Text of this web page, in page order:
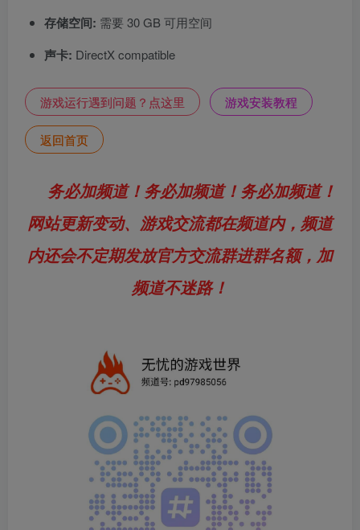
存储空间: 需要 30 GB 可用空间
声卡: DirectX compatible
游戏运行遇到问题？点这里 游戏安装教程
返回首页
务必加频道！务必加频道！务必加频道！
网站更新变动、游戏交流都在频道内，频道
内还会不定期发放官方交流群进群名额，加
频道不迷路！